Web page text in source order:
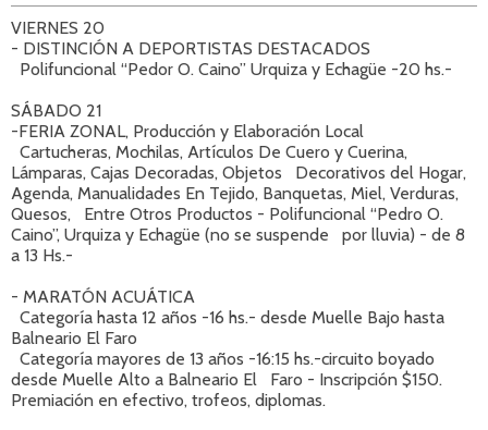
VIERNES 20
- DISTINCIÓN A DEPORTISTAS DESTACADOS
Polifuncional “Pedor O. Caino” Urquiza y Echagüe -20 hs.-
SÁBADO 21
-FERIA ZONAL, Producción y Elaboración Local
Cartucheras, Mochilas, Artículos De Cuero y Cuerina,
Lámparas, Cajas Decoradas, Objetos Decorativos del Hogar,
Agenda, Manualidades En Tejido, Banquetas, Miel, Verduras,
Quesos, Entre Otros Productos - Polifuncional “Pedro O.
Caino”, Urquiza y Echagüe (no se suspende por lluvia) - de 8
a 13 Hs.-
- MARATÓN ACUÁTICA
Categoría hasta 12 años -16 hs.- desde Muelle Bajo hasta
Balneario El Faro
Categoría mayores de 13 años -16:15 hs.-circuito boyado
desde Muelle Alto a Balneario El Faro - Inscripción $150.
Premiación en efectivo, trofeos, diplomas.